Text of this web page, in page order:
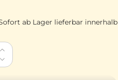
ab Lager lieferbar innerhalb
Rococo - Cotton Linen